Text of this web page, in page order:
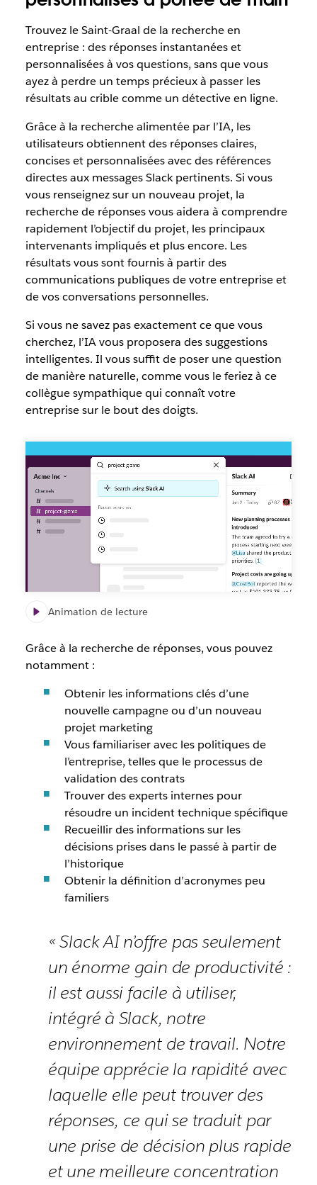
Trouvez le Saint-Graal de la recherche en
entreprise : des réponses instantanées et
personnalisées à vos questions, sans que vous
ayez à perdre un temps précieux à passer les
résultats au crible comme un détective en ligne.
Grâce à la recherche alimentée par l’IA, les
utilisateurs obtiennent des réponses claires,
concises et personnalisées avec des références
directes aux messages Slack pertinents. Si vous
vous renseignez sur un nouveau projet, la
recherche de réponses vous aidera à comprendre
rapidement l’objectif du projet, les principaux
intervenants impliqués et plus encore. Les
résultats vous sont fournis à partir des
communications publiques de votre entreprise et
de vos conversations personnelles.
Si vous ne savez pas exactement ce que vous
cherchez, l’IA vous proposera des suggestions
intelligentes. Il vous suffit de poser une question
de manière naturelle, comme vous le feriez à ce
collègue sympathique qui connaît votre
entreprise sur le bout des doigts.
Recherche
Animation de lecture
Grâce à la recherche de réponses, vous pouvez
notamment :
Obtenir les informations clés d’une
nouvelle campagne ou d’un nouveau
projet marketing
Vous familiariser avec les politiques de
l’entreprise, telles que le processus de
validation des contrats
Trouver des experts internes pour
résoudre un incident technique spécifique
Recueillir des informations sur les
décisions prises dans le passé à partir de
l’historique
Obtenir la définition d’acronymes peu
familiers
« Slack AI n’offre pas seulement
un énorme gain de productivité :
il est aussi facile à utiliser,
intégré à Slack, notre
environnement de travail. Notre
équipe apprécie la rapidité avec
laquelle elle peut trouver des
réponses, ce qui se traduit par
une prise de décision plus rapide
et une meilleure concentration